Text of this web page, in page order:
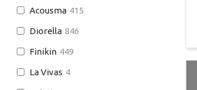
Acousma 415
Diorella 846
Finikin 449
La Vivas 4